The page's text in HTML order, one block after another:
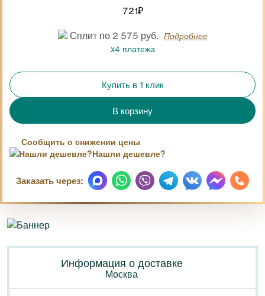
721₽
Сплит по 2 575 руб. Подробнее
x4 платежа
Купить в 1 клик
Сообщить о снижении цены
Нашли дешевле?
Заказать через:
Информация о доставке
Москва